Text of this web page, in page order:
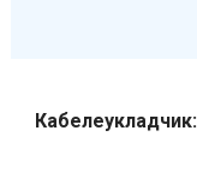
Кабелеукладчик: